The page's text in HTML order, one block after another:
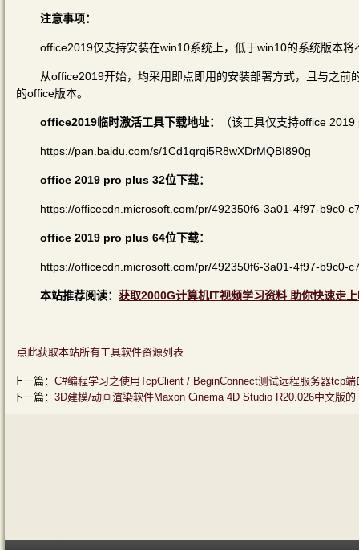
注意事项：
office2019仅支持安装在win10系统上，低于win10的系统版本将
从office2019开始，均采用即点即用的安装部署方式，且与之
的office版本。
office2019临时激活工具下载地址： （该工具仅支持office
https://pan.baidu.com/s/1Cd1qrqi5R8wXDrMQBI890g
office 2019 pro plus 32位下载：
https://officecdn.microsoft.com/pr/492350f6-3a01-4f97-b9c0-
office 2019 pro plus 64位下载：
https://officecdn.microsoft.com/pr/492350f6-3a01-4f97-b9c0-
本站推荐阅读： 获取2000G计算机IT视频学习资料 助你快速走
点此获取本站所有工具软件资源列表
上一篇： C#编程学习之使用TcpClient / BeginConnect测试远程服务器tcp端
下一篇： 3D建模/动画渲染软件Maxon Cinema 4D Studio R20.026中文版